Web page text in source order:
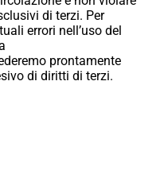
di terzi. Per
errori nell’uso del
prontamente
di diritti di terzi.